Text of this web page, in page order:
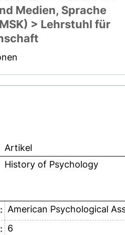
Medien, Sprache
> Lehrstuhl für
Artikel
History of Psychology
American Psychological
6